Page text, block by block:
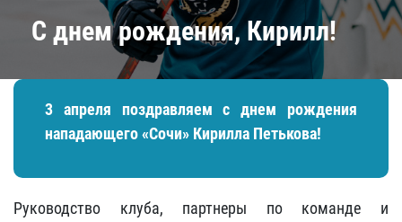
С днем рождения, Кирилл!
3 апреля поздравляем с днем рождения
нападающего «Сочи» Кирилла Петькова!
Руководство клуба, партнеры по команде и